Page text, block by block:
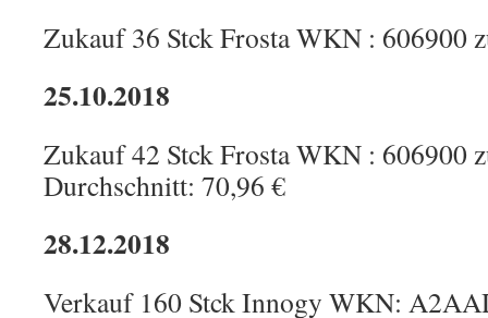
Zukauf 36 Stck Frosta WKN : 606900
25.10.2018
Zukauf 42 Stck Frosta WKN : 606900
Durchschnitt: 70,96 €
28.12.2018
Verkauf 160 Stck Innogy WKN: